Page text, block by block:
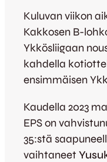
Kuluvan viikon
Kakkosen B-
Ykkösliigaan
kahdella
ensimmäisen
Kaudella 2023
EPS on
35:stä
vaihtaneet